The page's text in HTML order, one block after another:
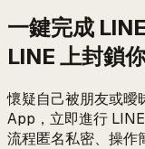
一鍵完成
LINE 上封鎖
懷疑自己被朋友或曖
App，立即進行
流程匿名私密、操作